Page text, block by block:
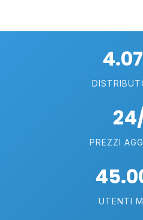
PREZZI
UTENTI